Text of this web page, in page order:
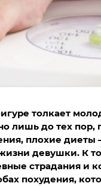
толкает
лишь до тех
плохие
девушки. К
страдания и
похудения,